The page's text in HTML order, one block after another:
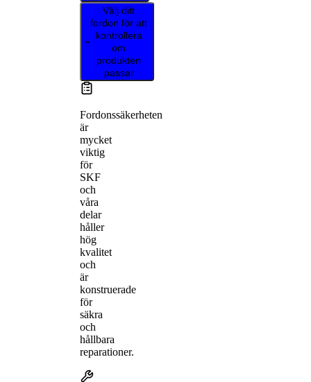
Välj ditt
fordon för att
kontrollera
om
produkten
passar
Fordonssäkerheten
är
mycket
viktig
för
SKF
och
våra
delar
håller
hög
kvalitet
och
är
konstruerade
för
säkra
och
hållbara
reparationer.